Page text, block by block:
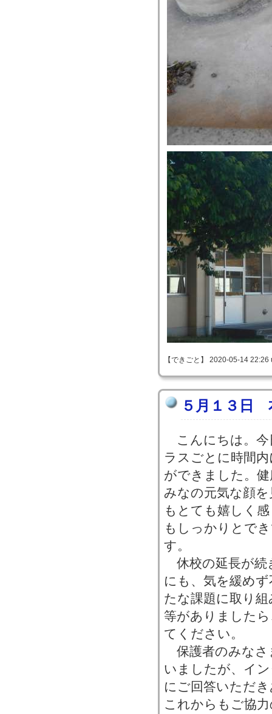
【できごと】 2020-05-14
５月１３日
こんにちは。今
ラスごとに時間
ができました。
みなの元気な顔
もとても嬉しく
もしっかりとで
す。
休校の延長が続
にも、気を緩め
たな課題に取り
等がありました
てください。
保護者のみなさ
いましたが、イ
にご回答いただ
これからもご協